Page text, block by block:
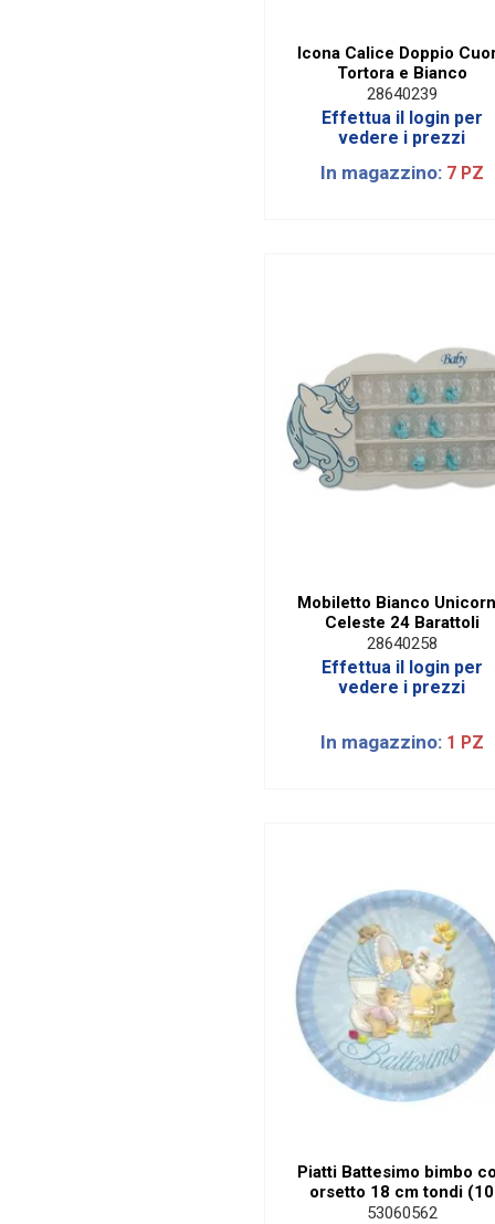
Icona Calice Doppio
Tortora e Bianco
28640239
Effettua il login per
vedere i prezzi
In magazzino: 7 PZ
Mobiletto Bianco
Celeste 24 Barattoli
28640258
Effettua il login per
vedere i prezzi
In magazzino: 1 PZ
Piatti Battesimo bimbo
orsetto 18 cm tondi (10
Pezzi)
53060562